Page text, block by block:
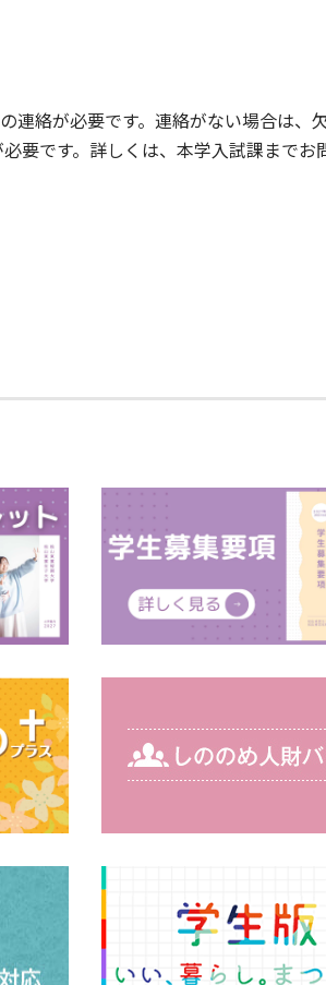
絡が必要です。連絡がない場合は、
要です。詳しくは、本学入試課までお